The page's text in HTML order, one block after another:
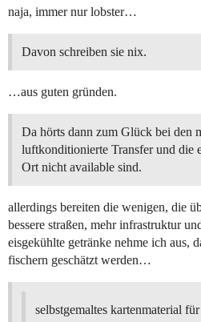
naja, immer nur lobster…
Davon schreiben sie nix.
…aus guten gründen.
Da hörts dann zum Glück bei den
luftkonditionierte Transfer und die
Ort nicht available sind.
allerdings bereiten die wenigen, die
bessere straßen, mehr infrastruktur
eisgekühlte getränke nehme ich aus,
fischern geschätzt werden…
selbstgemaltes kartenmaterial